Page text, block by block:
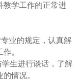
教学工作的正常进
业的规定，认真解
。
生进行谈话，了解
情况。